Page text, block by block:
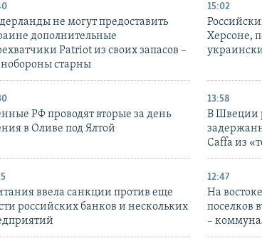
не могут предоставить
дополнительные
Patriot из своих запасов –
старны
15:02
Херсоне,
РФ проводят вторые за день
в Оливе под Ялтой
13:58
В Швеции
Caffa из
ввела санкции против еще
российских банков и нескольких
12:47
На
поселков
–